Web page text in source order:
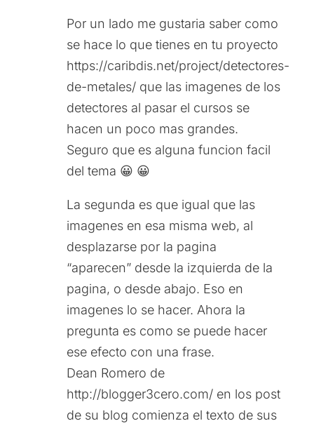
Por un lado me gustaria saber como
se hace lo que tienes en tu proyecto
https://caribdis.net/project/detectores-
de-metales/ que las imagenes de los
detectores al pasar el cursos se
hacen un poco mas grandes.
Seguro que es alguna funcion facil
del tema 😀 😀
La segunda es que igual que las
imagenes en esa misma web, al
desplazarse por la pagina
“aparecen” desde la izquierda de la
pagina, o desde abajo. Eso en
imagenes lo se hacer. Ahora la
pregunta es como se puede hacer
ese efecto con una frase.
Dean Romero de
http://blogger3cero.com/ en los post
de su blog comienza el texto de sus